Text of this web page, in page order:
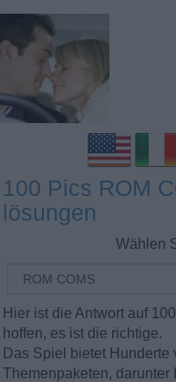
100 Pics ROM
lösungen
Wählen
Hier ist die Antwort auf
hoffen, es ist die richtige.
Das Spiel bietet Hunderte
Themenpaketen, darunter